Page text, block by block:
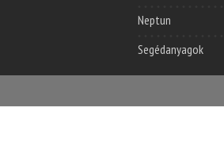
Neptun
Segédanyagok